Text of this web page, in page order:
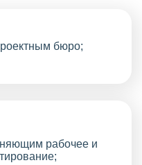
бюро;
рабочее и